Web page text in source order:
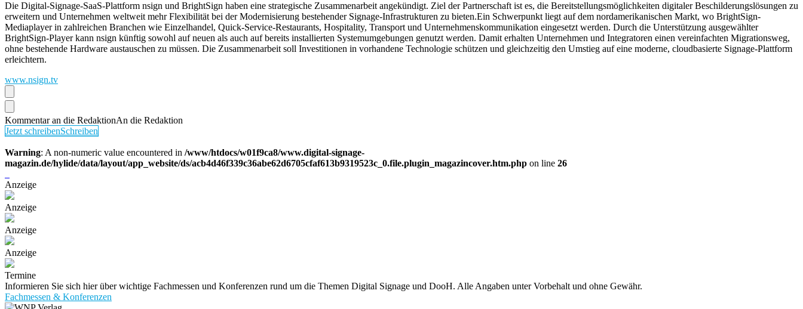
Die Digital-Signage-SaaS-Plattform nsign und BrightSign haben eine strategische Zusammenarbeit angekündigt. Ziel der Partnerschaft ist es, die Bereitstellungsmöglichkeiten digitaler Beschilderungslösungen zu
erweitern und Unternehmen weltweit mehr Flexibilität bei der Modernisierung bestehender Signage-Infrastrukturen zu bieten.Ein Schwerpunkt liegt auf dem nordamerikanischen Markt, wo BrightSign-
Mediaplayer in zahlreichen Branchen wie Einzelhandel, Quick-Service-Restaurants, Hospitality, Transport und Unternehmenskommunikation eingesetzt werden. Durch die Unterstützung ausgewählter
BrightSign-Player kann nsign künftig sowohl auf neuen als auch auf bereits installierten Systemumgebungen genutzt werden. Damit erhalten Unternehmen und Integratoren einen vereinfachten Migrationsweg,
ohne bestehende Hardware austauschen zu müssen. Die Zusammenarbeit soll Investitionen in vorhandene Technologie schützen und gleichzeitig den Umstieg auf eine moderne, cloudbasierte Signage-Plattform
erleichtern.
www.nsign.tv
Kommentar an die RedaktionAn die Redaktion
Jetzt schreibenSchreiben
Warning: A non-numeric value encountered in /www/htdocs/w01f9ca8/www.digital-signage-
magazin.de/hylide/data/layout/app_website/ds/acb4d46f339c36abe62d6705cfaf613b9319523c_0.file.plugin_magazincover.htm.php on line 26
Anzeige
Anzeige
Anzeige
Anzeige
Termine
Informieren Sie sich hier über wichtige Fachmessen und Konferenzen rund um die Themen Digital Signage und DooH. Alle Angaben unter Vorbehalt und ohne Gewähr.
Fachmessen & Konferenzen